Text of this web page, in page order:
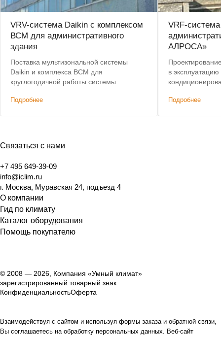
VRV-система Daikin с комплексом
ВСМ для административного
здания
Поставка мультизональной системы
Daikin и комплекса ВСМ для
круглогодичной работы системы
Подробнее
VRF-
АЛРОСА»
в
Подробнее
Связаться с нами
+7 495 649-39-09
info@iclim.ru
г. Москва, Муравская 24, подъезд 4
О компании
Гид по климату
Каталог оборудования
Помощь покупателю
© 2008 — 2026, Компания «Умный климат»
зарегистрированный товарный знак
КонфиденциальностьОферта
Взаимодействуя с сайтом и используя формы заказа и обратной связи,
Вы соглашаетесь на обработку персональных данных. Веб-сайт